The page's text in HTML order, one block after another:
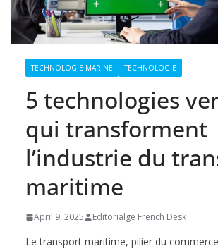
TECHNOLOGIE MARINE TECHNOLOGIE
5 technologies
qui transforment
l’industrie du
maritime
April 9, 2025 Editorialge French Desk
Le transport maritime, pilier du